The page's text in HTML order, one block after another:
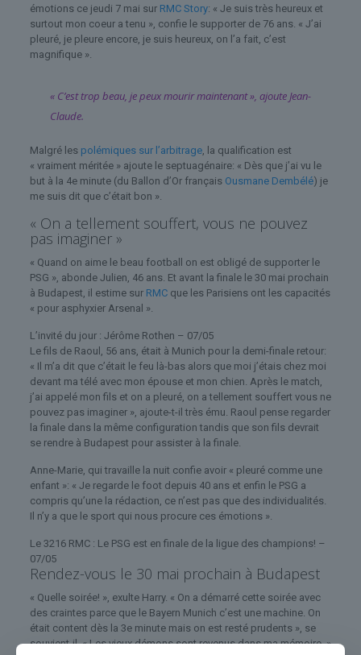
émotions ce jeudi 7 mai sur RMC Story: « Je suis très heureux et
surtout mon coeur a tenu », confie le supporter de 76 ans. « J’ai
pleuré, je pleure encore, je suis heureux, on l’a fait, c’est
magnifique ».
« C’est trop beau, je peux mourir maintenant », ajoute Jean-
Claude.
Malgré les polémiques sur l’arbitrage, la qualification est
« vraiment méritée » ajoute le septuagénaire: « Dès que j’ai vu le
but à la 4e minute (du Ballon d’Or français Ousmane Dembélé) je
me suis dit que c’était bon ».
« On a tellement souffert, vous ne pouvez
pas imaginer »
« Quand on aime le beau football on est obligé de supporter le
PSG », abonde Julien, 46 ans. Et avant la finale le 30 mai prochain
à Budapest, il estime sur RMCque les Parisiens ont les capacités
« pour asphyxier Arsenal ».
L’invité du jour : Jérôme Rothen – 07/05
Le fils de Raoul, 56 ans, était à Munich pour la demi-finale retour:
« Il m’a dit que c’était le feu là-bas alors que moi j’étais chez moi
devant ma télé avec mon épouse et mon chien. Après le match,
j’ai appelé mon fils et on a pleuré, on a tellement souffert vous ne
pouvez pas imaginer », ajoute-t-il très ému. Raoul pense regarder
la finale dans la même configuration tandis que son fils devrait
se rendre à Budapest pour assister à la finale.
Anne-Marie, qui travaille la nuit confie avoir « pleuré comme une
enfant »: « Je regarde le foot depuis 40 ans et enfin le PSG a
compris qu’une la rédaction, ce n’est pas que des individualités.
Il n’y a que le sport qui nous procure ces émotions ».
Le 3216 RMC : Le PSG est en finale de la ligue des champions! –
07/05
Rendez-vous le 30 mai prochain à Budapest
« Quelle soirée! », exulte Harry. « On a démarré cette soirée avec
des craintes parce que le Bayern Munich c’est une machine. On
était content dès la 3e minute mais on est resté prudents », se
souvient-il. « Les vieux démons sont revenus dans ma mémoire, »